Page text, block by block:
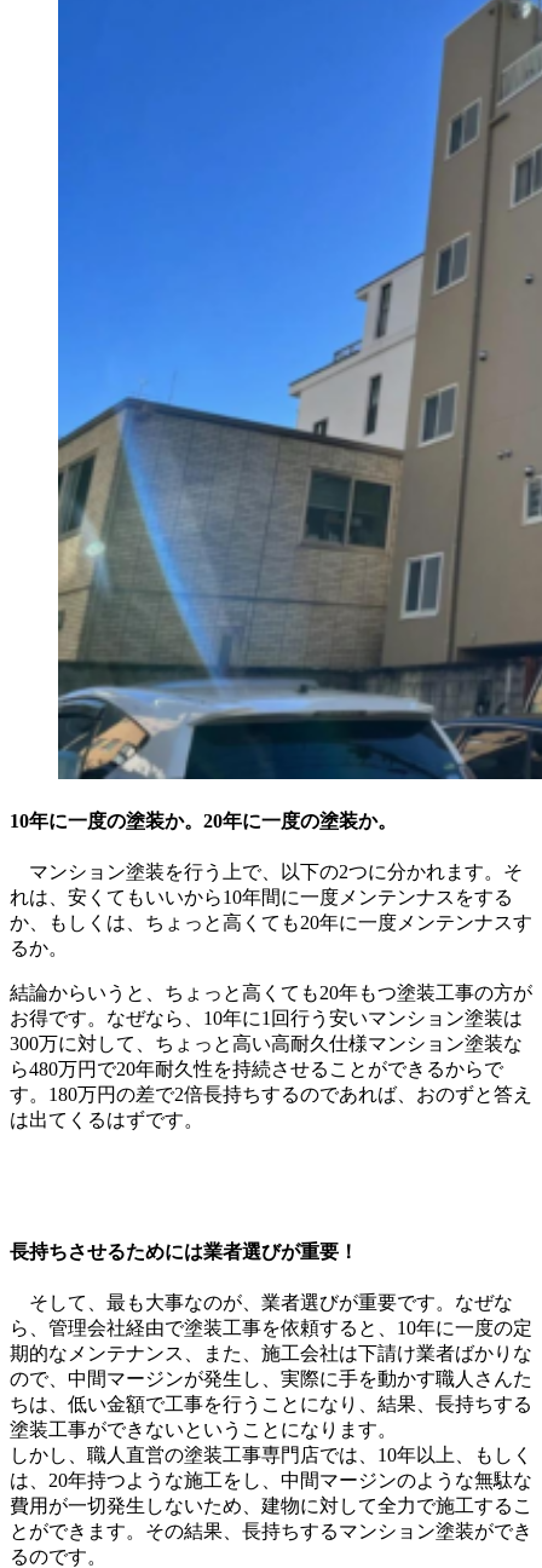
10年に一度の塗装か。20年に一度の塗装か。
マンション塗装を行う上で、以下の2つに分かれます。そ
れは、安くてもいいから10年間に一度メンテンナスをする
か、もしくは、ちょっと高くても20年に一度メンテンナスす
るか。
結論からいうと、ちょっと高くても20年もつ塗装工事の方が
お得です。なぜなら、10年に1回行う安いマンション塗装は
300万に対して、ちょっと高い高耐久仕様マンション塗装な
ら480万円で20年耐久性を持続させることができるからで
す。180万円の差で2倍長持ちするのであれば、おのずと答え
は出てくるはずです。
長持ちさせるためには業者選びが重要！
そして、最も大事なのが、業者選びが重要です。なぜな
ら、管理会社経由で塗装工事を依頼すると、10年に一度の定
期的なメンテナンス、また、施工会社は下請け業者ばかりな
ので、中間マージンが発生し、実際に手を動かす職人さんた
ちは、低い金額で工事を行うことになり、結果、長持ちする
塗装工事ができないということになります。
しかし、職人直営の塗装工事専門店では、10年以上、もしく
は、20年持つような施工をし、中間マージンのような無駄な
費用が一切発生しないため、建物に対して全力で施工するこ
とができます。その結果、長持ちするマンション塗装ができ
るのです。